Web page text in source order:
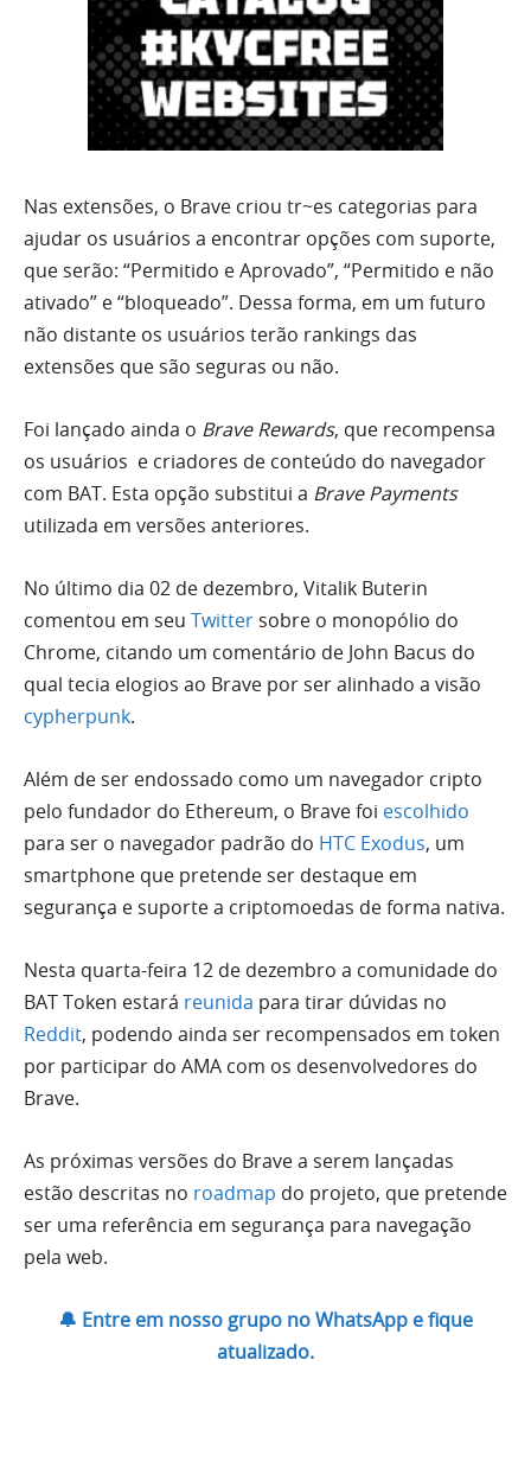
Nas extensões, o Brave criou tr~es categorias para
ajudar os usuários a encontrar opções com suporte,
que serão: “Permitido e Aprovado”, “Permitido e não
ativado” e “bloqueado”. Dessa forma, em um futuro
não distante os usuários terão rankings das
extensões que são seguras ou não.
Foi lançado ainda o Brave Rewards, que recompensa
os usuários e criadores de conteúdo do navegador
com BAT. Esta opção substitui a Brave Payments
utilizada em versões anteriores.
No último dia 02 de dezembro, Vitalik Buterin
comentou em seu Twitter sobre o monopólio do
Chrome, citando um comentário de John Bacus do
qual tecia elogios ao Brave por ser alinhado a visão
cypherpunk.
Além de ser endossado como um navegador cripto
pelo fundador do Ethereum, o Brave foi escolhido
para ser o navegador padrão do HTC Exodus, um
smartphone que pretende ser destaque em
segurança e suporte a criptomoedas de forma nativa.
Nesta quarta-feira 12 de dezembro a comunidade do
BAT Token estará reunida para tirar dúvidas no
Reddit, podendo ainda ser recompensados em token
por participar do AMA com os desenvolvedores do
Brave.
As próximas versões do Brave a serem lançadas
estão descritas no roadmap do projeto, que pretende
ser uma referência em segurança para navegação
pela web.
🔔 Entre em nosso grupo no WhatsApp e fique
atualizado.